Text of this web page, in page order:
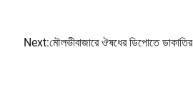
Next:মৌলভীবাজারে ঔষধের ডিপোতে